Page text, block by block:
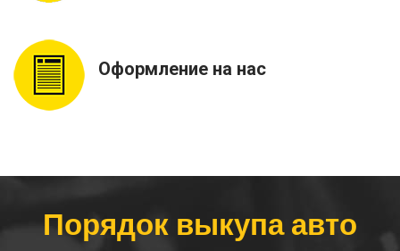
Оформление на нас
Порядок выкупа авто